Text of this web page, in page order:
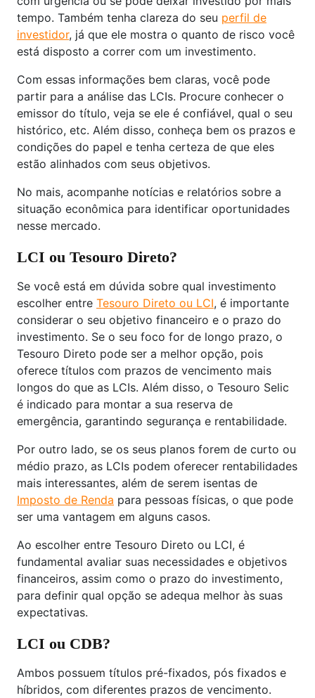
tempo. Também tenha clareza do seu perfil de
investidor, já que ele mostra o quanto de risco você
está disposto a correr com um investimento.
Com essas informações bem claras, você pode
partir para a análise das LCIs. Procure conhecer o
emissor do título, veja se ele é confiável, qual o seu
histórico, etc. Além disso, conheça bem os prazos e
condições do papel e tenha certeza de que eles
estão alinhados com seus objetivos.
No mais, acompanhe notícias e relatórios sobre a
situação econômica para identificar oportunidades
nesse mercado.
LCI ou Tesouro Direto?
Se você está em dúvida sobre qual investimento
escolher entre Tesouro Direto ou LCI, é importante
considerar o seu objetivo financeiro e o prazo do
investimento. Se o seu foco for de longo prazo, o
Tesouro Direto pode ser a melhor opção, pois
oferece títulos com prazos de vencimento mais
longos do que as LCIs. Além disso, o Tesouro Selic
é indicado para montar a sua reserva de
emergência, garantindo segurança e rentabilidade.
Por outro lado, se os seus planos forem de curto ou
médio prazo, as LCIs podem oferecer rentabilidades
mais interessantes, além de serem isentas de
Imposto de Renda para pessoas físicas, o que pode
ser uma vantagem em alguns casos.
Ao escolher entre Tesouro Direto ou LCI, é
fundamental avaliar suas necessidades e objetivos
financeiros, assim como o prazo do investimento,
para definir qual opção se adequa melhor às suas
expectativas.
LCI ou CDB?
Ambos possuem títulos pré-fixados, pós fixados e
híbridos, com diferentes prazos de vencimento.